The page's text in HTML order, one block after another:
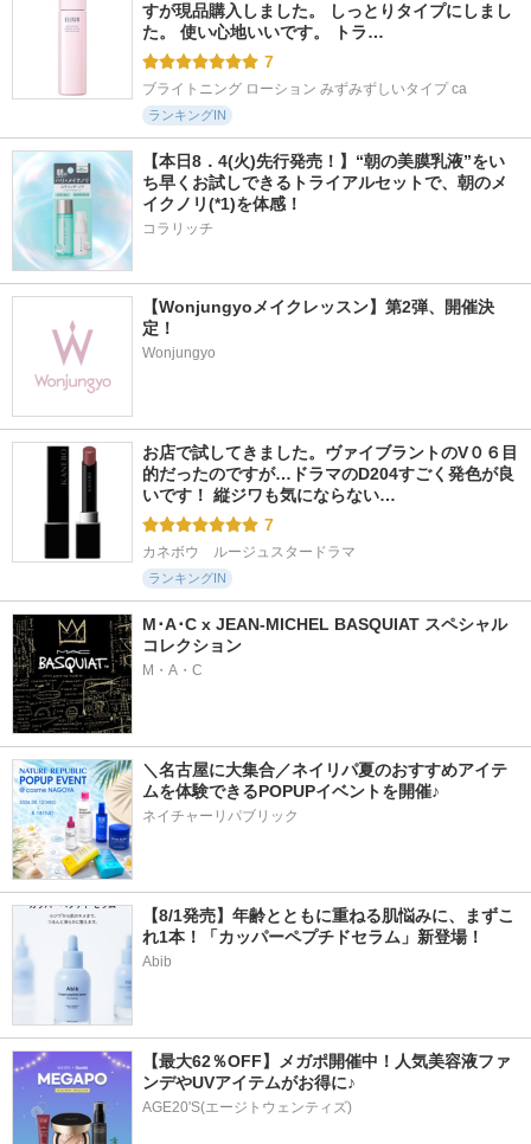
5.2
2026件
ペアショット＆EX
モイスト 美容液オ
イル
ステラシード
330件
モロッカンビューテ
ィ ディープモイス
ト プレミアム ヘア
マスク
ボトルワークス
4.8
インシャンプー/ト
リートメント
ReFa
すが現品購入しました。 しっとりタイプにしまし
た。 使い心地いいです。 トラ…
7
ブライトニング ローション みずみずしいタイプ ca
ランキングIN
【本日8．4(火)先行発売！】“朝の美膜乳液”をい
ち早くお試しできるトライアルセットで、朝のメ
イクノリ(*1)を体感！
コラリッチ
【Wonjungyoメイクレッスン】第2弾、開催決
定！
Wonjungyo
お店で試してきました。ヴァイブラントのV０６目
的だったのですが…ドラマのD204すごく発色が良
いです！ 縦ジワも気にならない…
7
カネボウ　ルージュスタードラマ
ランキングIN
M･A･C x JEAN-MICHEL BASQUIAT スペシャル
コレクション
M・A・C
＼名古屋に大集合／ネイリパ夏のおすすめアイテ
ムを体験できるPOPUPイベントを開催♪
ネイチャーリパブリック
【8/1発売】年齢とともに重ねる肌悩みに、まずこ
れ1本！「カッパーペプチドセラム」新登場！
Abib
【最大62％OFF】メガポ開催中！人気美容液ファ
ンデやUVアイテムがお得に♪
AGE20'S(エージトウェンティズ)